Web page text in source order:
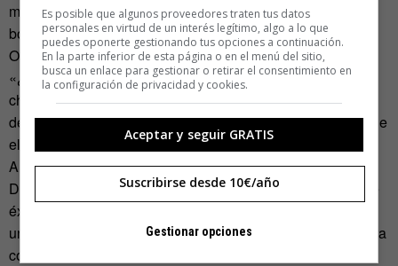
me dice que hay un malentendido sobre cómo encontró la
botella. ‘Fue en Nueva York pero no en una tienda'», dijo
O’Malley.
«¿Por qué decidió entonces Jay-Z involucrarse con un
champán de segunda?», pregunta el periodista. «Pues
debido al inmenso potencial de ganar dinero. Se estima que
el coste de producción por cada botella de 300 dólares de
Armand de Brignac es apenas 10 euros».
Desmontada la estrategia, el artículo revela una fórmula de
éxito casi infalible. Elabora un champán barato. Contrata
una estrella de Hip Hop, multiplica el precio por cinco y mira
cómo entran las ventas. Una cosa está clara en toda esta
Es posible que algunos proveedores traten tus datos
personales en virtud de un interés legítimo, algo a lo que
puedes oponerte gestionando tus opciones a continuación.
En la parte inferior de esta página o en el menú del sitio,
busca un enlace para gestionar o retirar el consentimiento en
la configuración de privacidad y cookies.
Aceptar y seguir GRATIS
Suscribirse desde 10€/año
Gestionar opciones